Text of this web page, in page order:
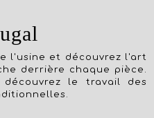
l'usine et découvrez l'art
derrière chaque pièce.
le travail des